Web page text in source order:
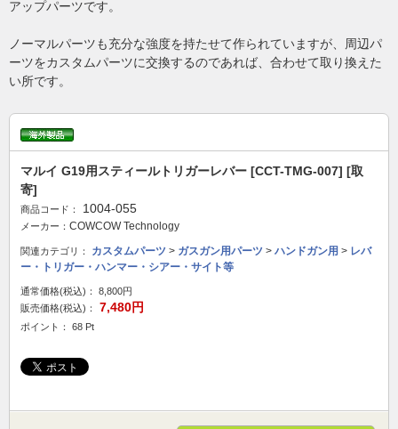
アップパーツです。
ノーマルパーツも充分な強度を持たせて作られていますが、周辺パ
ーツをカスタムパーツに交換するのであれば、合わせて取り換えた
い所です。
マルイ G19用スティールトリガーレバー [CCT-TMG-007] [取
寄]
商品コード： 1004-055
メーカー： COWCOW Technology
関連カテゴリ： カスタムパーツ > ガスガン用パーツ > ハンドガン用 > レバ
ー・トリガー・ハンマー・シアー・サイト等
通常価格(税込)：
8,800円
販売価格(税込)：
7,480円
ポイント： 68 Pt